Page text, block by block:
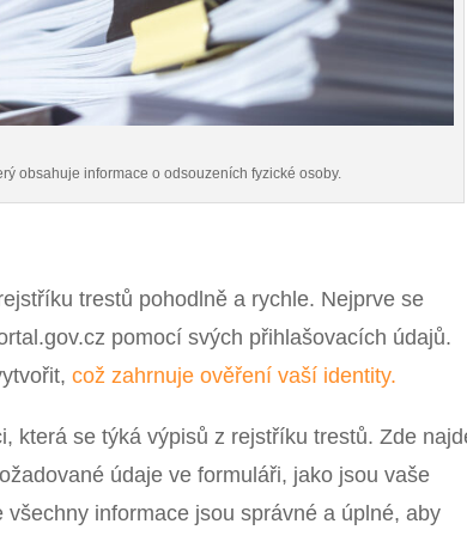
obsahuje informace o odsouzeních fyzické osoby.
trestů pohodlně a rychle. Nejprve se
pomocí svých přihlašovacích údajů.
což zahrnuje ověření vaší identity.
která se týká výpisů z rejstříku trestů. Zde
údaje ve formuláři, jako jsou vaše
všechny informace jsou správné a úplné, aby